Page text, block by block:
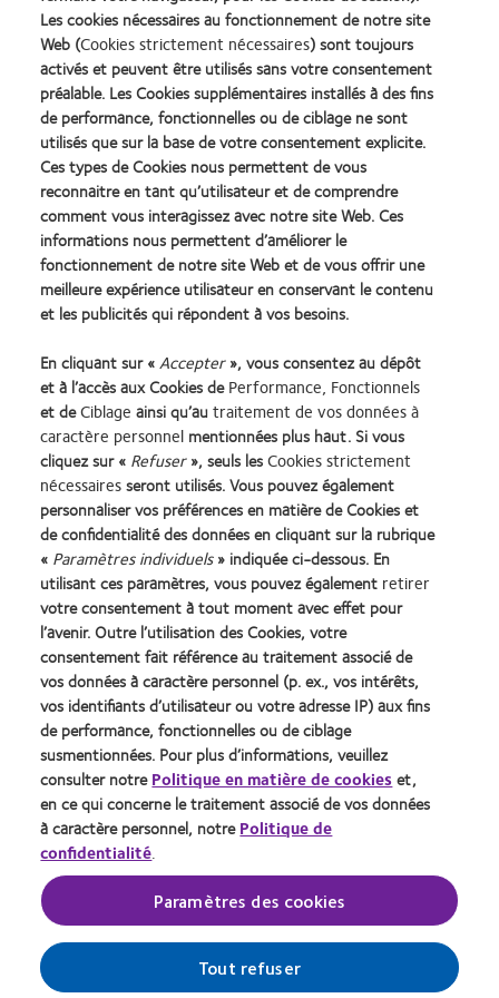
and High Myopia. Ang M and Wong T. (eds) Updates on Myopia. Springer.
2020; 53-63.
4. K. Zadnik, G.L. Mitchell, L.A. Jones, D.O. Mutti; Factors Associated with
Rapid Myopia Progression in School–aged Children . Invest. Ophthalmol. Vis.
Sci. 2004;45(13):2306.
5. Tideman J W et al. Association of axial length with risk of uncorrectable
visual impairment for Europeans with myopia. JAMA Ophthalmol. 2016;
134(12): 1355-1363
6. Resolution: The standard of care for Myopia Management by
Optometrists. World Council of Optometry. (2021, May 17).
https://worldcouncilofoptometry.info/resolution-the-standard-of-care-
for-myopia-management-by-optometrists.]
7. Woods J et al. Ocular health of children wearing daily disposable contact
lenses over a 6-year period. CLAE 2021 Aug;44(4):101391.
8. Lumb E, et al. Six years of wearer experience in children participating in a
myopia control study of MiSight® 1 day. Contact Lens & Anterior Eye: The
Journal of the British Contact Lens Association, 46(4), 101849]
9. Arumugam B, Bradley A, Hammond D, Chamberlain P. Modelling Age
Effects of Myopia Progression for the MiSight 1 day Clinical Trial. Invest.
Ophthalmol. Vis. Sci. 2021;62(8):2333.
10. CVI Data on File, 2024. Technical Memo - Summary of MiSight® 1 day
11. CVI data on file 2024. Internal global wearer modeling estimates for the
12-month period of May 2023 to April 2024.
12. Chamberlain P et al. Long-Term Effect of Dual-Focus Contact Lenses on
Myopia Progression in Children: A 6-year Multicenter Clinical Trial. Optom
Vis Sci. 2022; 99(3): 204-212.
13. Chamberlain P et al A 3-year Randomized Clinical Trial of MiSight
Lenses for Myopia Control. Optom Vis Sci 2019;96:556-567.
14. CVI data on file, 2019. Global survey by Decision Analyst with 1,009
parents in UK, Canada, Germany, Spain, Hong Kong, Australia/NZ.
Learn
more
about
Récompense
Silmo
d’Or
du
meilleur
produit
MyDay™
(2013)
Learn
more
about
Contact
Lens
Product
of
the
Year
(2013)
Learn
more
about
2012
&
2010
Best
Companies
for
Leaders
(2012)
Learn
more
about
2011
Best
Factory
Awards
(2011)
Learn
more
about
ODMA
2011
(2011)
Learn
more
2012
REBRAND
100®
Award
(2012)
Practitioner Home
Contact
Conditions d'utilisation
Cookies
Politique de confidentialité
Accéder à l'espace
consommateurs
Gérer les préférences relatives
au consentement
Se connecter
Belgique
Les cookies nécessaires au fonctionnement de notre site
Web (Cookies strictement nécessaires) sont toujours
activés et peuvent être utilisés sans votre consentement
préalable. Les Cookies supplémentaires installés à des fins
de performance, fonctionnelles ou de ciblage ne sont
utilisés que sur la base de votre consentement explicite.
Ces types de Cookies nous permettent de vous
reconnaitre en tant qu’utilisateur et de comprendre
comment vous interagissez avec notre site Web. Ces
informations nous permettent d’améliorer le
fonctionnement de notre site Web et de vous offrir une
meilleure expérience utilisateur en conservant le contenu
et les publicités qui répondent à vos besoins.
En cliquant sur «Accepter», vous consentez au dépôt
et à l’accès aux Cookies dePerformance, Fonctionnels
et deCiblage ainsi qu’autraitement de vos données à
caractère personnel mentionnées plus haut. Si vous
cliquez sur « Refuser», seuls lesCookies strictement
nécessairesseront utilisés. Vous pouvez également
personnaliser vos préférences en matière de Cookies et
de confidentialité des données en cliquant sur la rubrique
« Paramètres individuels» indiquée ci-dessous. En
utilisant ces paramètres, vous pouvez également retirer
votre consentement à tout moment avec effet pour
l’avenir. Outre l’utilisation des Cookies, votre
consentement fait référence au traitement associé de
vos données à caractère personnel (p. ex., vos intérêts,
vos identifiants d’utilisateur ou votre adresse IP) aux fins
de performance, fonctionnelles ou de ciblage
susmentionnées. Pour plus d’informations, veuillez
consulter notrePolitique en matière de cookieset,
en ce qui concerne le traitement associé de vos données
à caractère personnel, notrePolitique de
confidentialité.
Paramètres des cookies
Tout refuser